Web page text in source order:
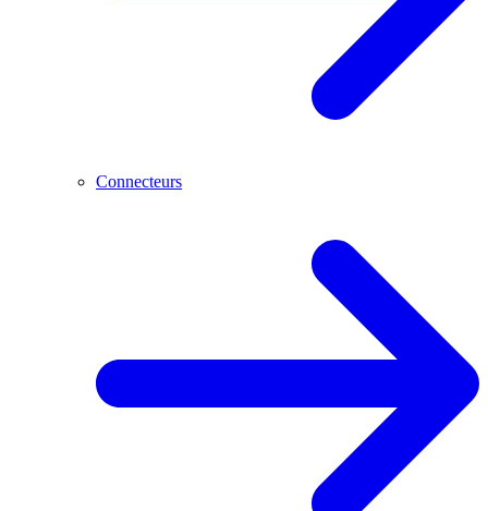
Connecteurs